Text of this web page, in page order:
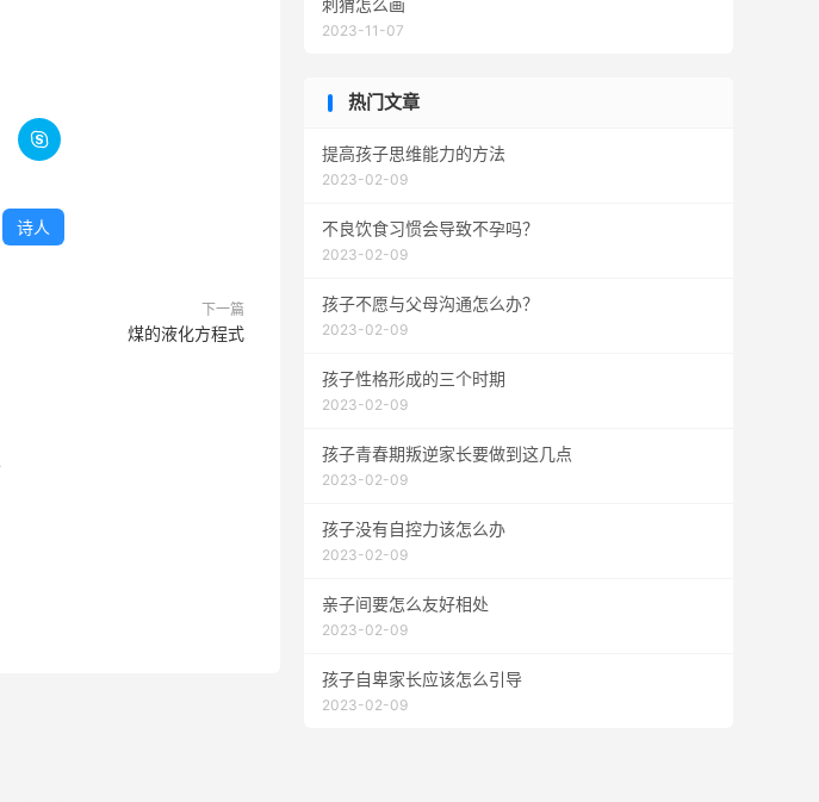

诗人
下一篇
煤的液化方程式
刺猬怎么画
2023-11-07
热门文章
提高孩子思维能力的方法
2023-02-09
不良饮食习惯会导致不孕吗？
2023-02-09
孩子不愿与父母沟通怎么办？
2023-02-09
孩子性格形成的三个时期
2023-02-09
孩子青春期叛逆家长要做到这几点
2023-02-09
孩子没有自控力该怎么办
2023-02-09
亲子间要怎么友好相处
2023-02-09
孩子自卑家长应该怎么引导
2023-02-09